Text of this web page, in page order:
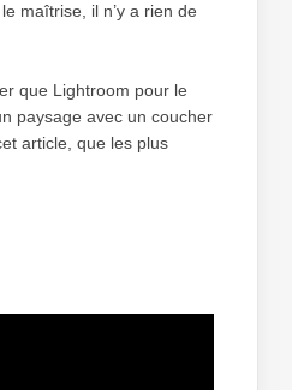
maîtrise, il n’y a rien de
que Lightroom pour le
paysage avec un coucher
article, que les plus